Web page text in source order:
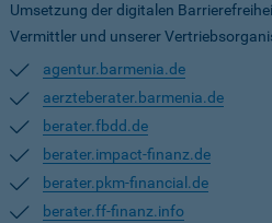
Umsetzung der digitalen
Vermittler und unserer
agentur.barmenia.de
aerzteberater.barmenia.de
berater.fbdd.de
berater.impact-finanz.de
berater.pkm-financial.de
berater.ff-finanz.info